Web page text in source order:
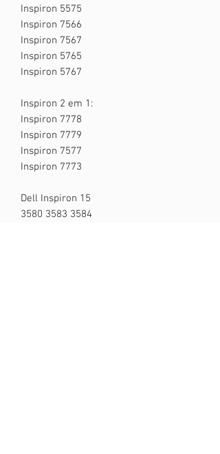
Inspiron 5575
Inspiron 7566
Inspiron 7567
Inspiron 5765
Inspiron 5767
Inspiron 2 em 1:
Inspiron 7778
Inspiron 7779
Inspiron 7577
Inspiron 7773
Dell Inspiron 15
3580 3583 3584